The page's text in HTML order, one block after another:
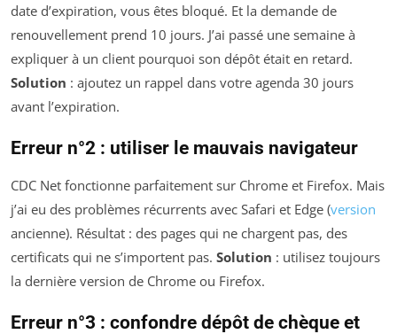
date d’expiration, vous êtes bloqué. Et la demande de
renouvellement prend 10 jours. J’ai passé une semaine à
expliquer à un client pourquoi son dépôt était en retard.
Solution : ajoutez un rappel dans votre agenda 30 jours
avant l’expiration.
Erreur n°2 : utiliser le mauvais navigateur
CDC Net fonctionne parfaitement sur Chrome et Firefox. Mais
j’ai eu des problèmes récurrents avec Safari et Edge (version
ancienne). Résultat : des pages qui ne chargent pas, des
certificats qui ne s’importent pas. Solution : utilisez toujours
la dernière version de Chrome ou Firefox.
Erreur n°3 : confondre dépôt de chèque et